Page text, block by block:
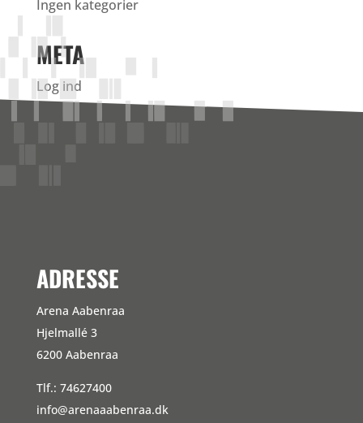
Ingen kategorier
META
Log ind
ADRESSE
Arena Aabenraa
Hjelmallé 3
6200 Aabenraa
Tlf.: 74627400
info@arenaaabenraa.dk